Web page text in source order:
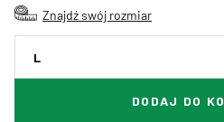
Znajdź swój rozmiar
L
DODAJ DO